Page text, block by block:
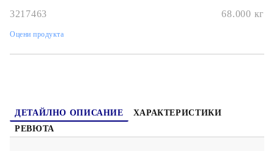
стъкло, което улеснява почистването с влажна кърпа и добавя
дизайн: Този комплект външни мебели има модулен дизайн,
че можете да създадете персонализирана подредба на външни
3217463 68.000 кг
Оцени продукта
ДЕТАЙЛНО ОПИСАНИЕ
ХАРАКТЕРИСТИКИ
РЕВЮТА